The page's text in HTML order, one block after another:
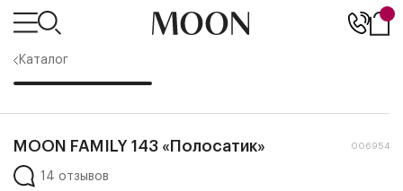
Каталог
MOON FAMILY 143 «Полосатик» 006954
14 отзывов